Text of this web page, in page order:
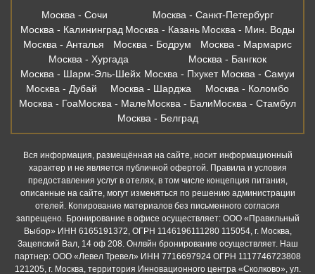
Москва - Сочи
Москва - Санкт-Петербург
Москва - Калининград Москва - Казань Москва - Мин. Воды
Москва - Анталья
Москва - Бодрум
Москва - Мармарис
Москва - Хургада
Москва - Бангкок
Москва - Шарм-Эль-Шейх Москва - Пхукет Москва - Самуи
Москва - Дубай
Москва - Шарджа
Москва - Коломбо
Москва - ГоаМосква - МалеМосква - БалиМосква - Стамбул
Москва - Белград
Вся информация, размещённая на сайте, носит информационный
характер и не является публичной офертой. Правила и условия
предоставления услуг в отелях, в том числе концепция питания,
описанные на сайте, могут изменяться по решению администрации
отелей. Копирование материалов без письменного согласия
запрещено. Бронирование в офисе осуществляет: ООО «Правильный
Выбор» ИНН 6165191372, ОГРН 1146196111280 115054, г. Москва,
Зацепский Вал, 14 оф 208. Онлвйн бронирование осуществляет. Наш
партнер: ООО «Левел Тревел» ИНН 7716697924 ОГРН 1117746723808
121205, г. Москва, территория Инновационного центра «Сколково», ул.